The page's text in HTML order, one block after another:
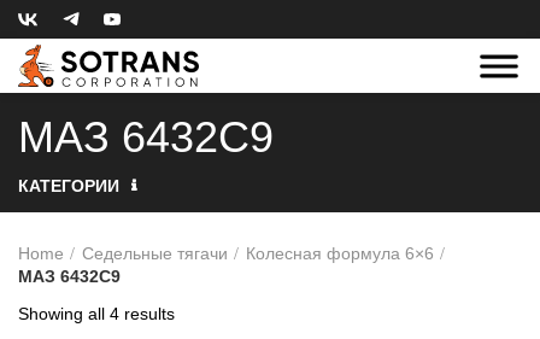
МАЗ 6432C9
КАТЕГОРИИ
Home Седельные тягачи
Колесная формула 6×6
МАЗ 6432C9
Showing all 4 results